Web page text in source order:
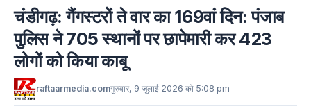
चंडीगढ़: गैंगस्टरों ते वार का 169वां दिन: पंजाब
पुलिस ने 705 स्थानों पर छापेमारी कर 423
लोगों को किया काबू
raftaarmedia.comगुरुवार, 9 जुलाई 2026 को 5:08 pm